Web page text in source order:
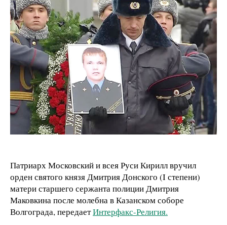
Патриарх Московский и всея Руси Кирилл вручил
орден святого князя Дмитрия Донского (I степени)
матери старшего сержанта полиции Дмитрия
Маковкина после молебна в Казанском соборе
Волгограда, передаетИнтерфакс-Религия.